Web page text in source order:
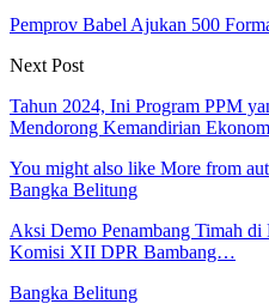
Pemprov Babel Ajukan 500
Next Post
Tahun 2024, Ini Program PPM
Mendorong Kemandirian
You might also like More from
Bangka Belitung
Aksi Demo Penambang Timah
Komisi XII DPR Bambang…
Bangka Belitung